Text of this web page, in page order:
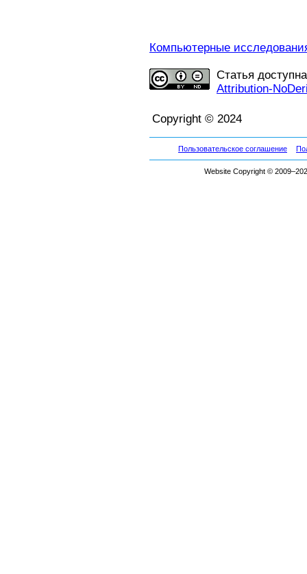
Компьютерные
Статья
Attribution-
Copyright © 2024
Пользовательское соглашение
Website Copyright ©